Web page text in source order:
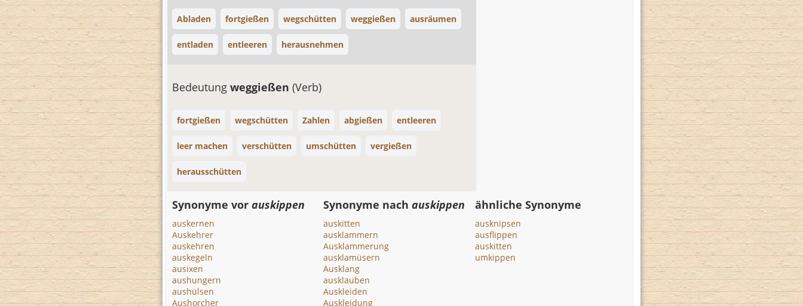
Abladen fortgießen wegschütten weggießen ausräumen
entladen entleeren herausnehmen
Bedeutung weggießen (Verb)
fortgießen wegschütten Zahlen abgießen entleeren
leer machen verschütten umschütten vergießen
herausschütten
Synonyme vor auskippen
auskernen
Auskehrer
auskehren
auskegeln
ausixen
aushungern
aushülsen
Aushorcher
Synonyme nachauskippen
auskitten
ausklammern
Ausklammerung
ausklamüsern
Ausklang
ausklauben
Auskleiden
Auskleidung
ähnliche Synonyme
ausknipsen
ausflippen
auskitten
umkippen